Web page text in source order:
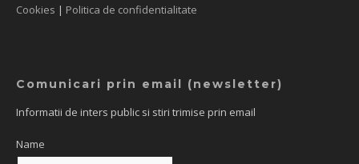
Cookies | Politica de confidentialitate
Comunicari prin email (newsletter)
Informatii de inters public si stiri trimise prin email
Name